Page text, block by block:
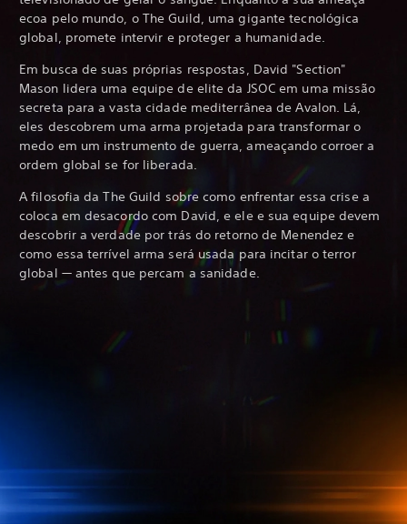
ecoa pelo mundo, o The Guild, uma gigante tecnológica
global, promete intervir e proteger a humanidade.
Em busca de suas próprias respostas, David "Section"
Mason lidera uma equipe de elite da JSOC em uma missão
secreta para a vasta cidade mediterrânea de Avalon. Lá,
eles descobrem uma arma projetada para transformar o
medo em um instrumento de guerra, ameaçando corroer a
ordem global se for liberada.
A filosofia da The Guild sobre como enfrentar essa crise a
coloca em desacordo com David, e ele e sua equipe devem
descobrir a verdade por trás do retorno de Menendez e
como essa terrível arma será usada para incitar o terror
global — antes que percam a sanidade.